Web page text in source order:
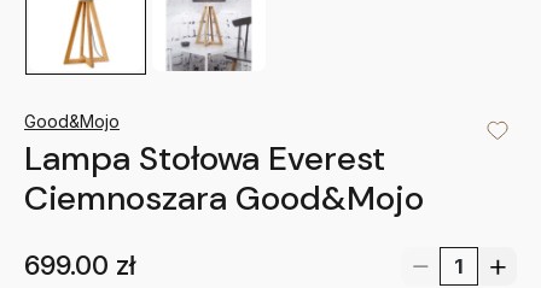
Good&Mojo
Lampa Stołowa Everest
Ciemnoszara Good&Mojo
699.00 zł